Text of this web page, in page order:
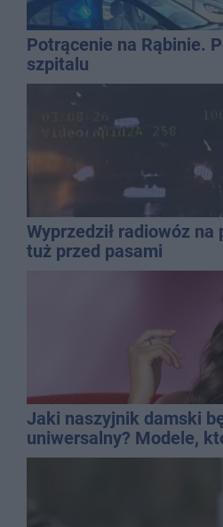
Potrącenie na Rąbinie.
szpitalu
Wyprzedził radiowóz na
tuż przed pasami
Jaki naszyjnik damski
uniwersalny? Modele,
wielu stylizacji